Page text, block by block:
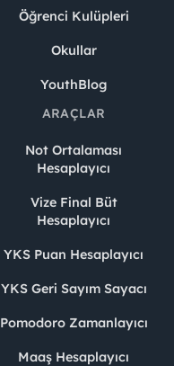
Öğrenci Kulüpleri
Okullar
YouthBlog
ARAÇLAR
Not Ortalaması
Hesaplayıcı
Vize Final Büt
Hesaplayıcı
YKS Puan Hesaplayıcı
YKS Geri Sayım Sayacı
Pomodoro Zamanlayıcı
Maaş Hesaplayıcı